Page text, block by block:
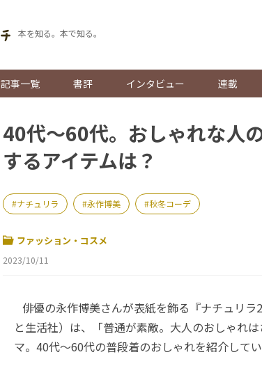
本を知る。本で知る。
記事一覧 書評 インタビュー 連載
40代～60代。おしゃれな人
するアイテムは？
ナチュリラ 永作博美 秋冬コーデ
ファッション・コスメ
2023/10/11
俳優の永作博美さんが表紙を飾る『ナチュリラ
と生活社）は、「普通が素敵。大人のおしゃれ
マ。40代～60代の普段着のおしゃれを紹介してい